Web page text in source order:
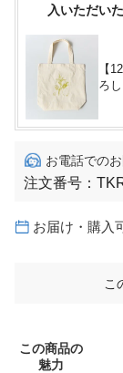
入いただい
【
ろ
お電話での
注文番号：
お届け・購入
こ
この商品の
魅力